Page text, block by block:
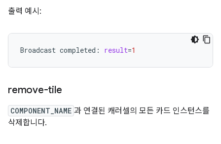
출력 예시:
Broadcast completed: result=1
remove-tile
COMPONENT_NAME 과 연결된 캐러셀의 모든 카드 인스턴스를
삭제합니다.